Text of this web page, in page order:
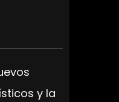
y la